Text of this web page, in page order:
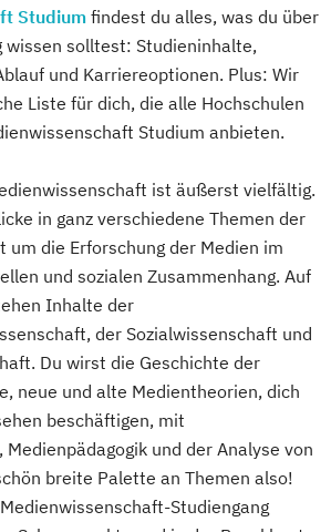
Studiumfindest du alles, was du über
wissen solltest: Studieninhalte,
und Karriereoptionen. Plus: Wir
Liste für dich, die alle Hochschulen
Studium anbieten.
ist äußerst vielfältig.
in ganz verschiedene Themen der
um die Erforschung der Medien im
und sozialen Zusammenhang. Auf
Inhalte der
der Sozialwissenschaft und
Du wirst die Geschichte der
neue und alte Medientheorien, dich
beschäftigen, mit
Medienpädagogik und der Analyse von
breite Palette an Themen also!
Studiengang